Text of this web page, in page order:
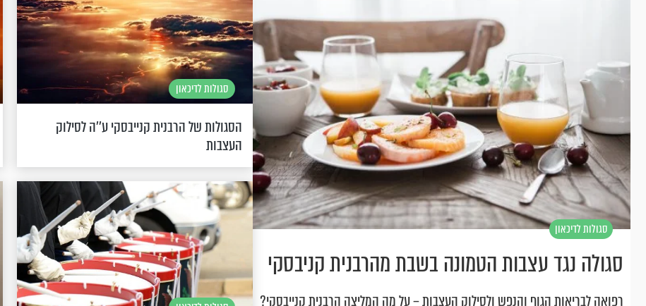
סגולות לדיכאון
סגולה נגד עצבות הטמונה בשבת מהרבנית קניבסקי
רפואה לבריאות הגוף והנפש ולסילוק העצבות – על מה המליצה הרבנית קנייבסקי?
סגולות לדיכאון
הסגולות של הרבנית קנייבסקי ע''ה לסילוק
העצבות